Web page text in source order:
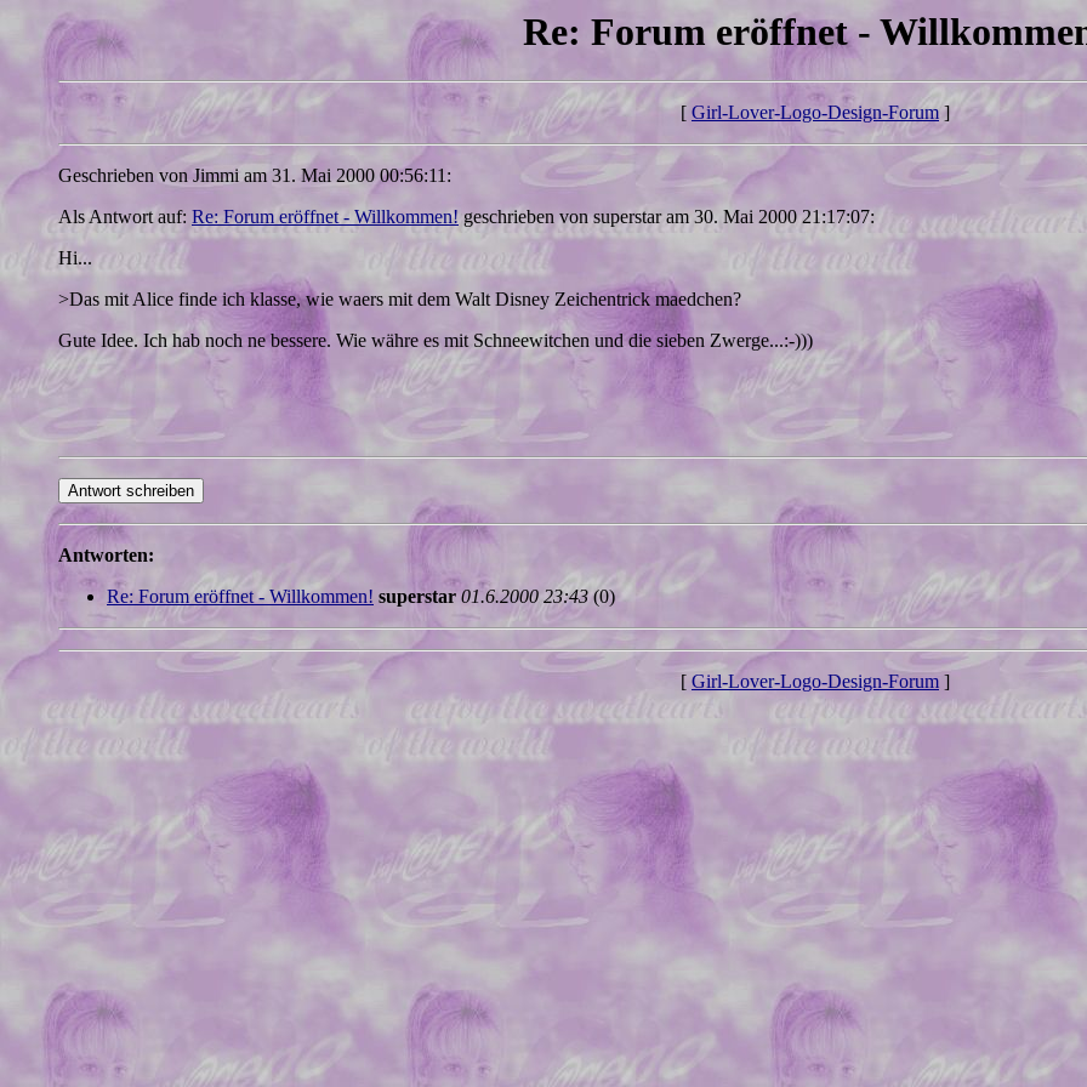
Re: Forum eröffnet -
[ Girl-Lover-Logo-Design-Forum]
Geschrieben von Jimmi am 31. Mai 2000 00:56:11:
Als Antwort auf: Re: Forum eröffnet - Willkommen! geschrieben von superstar am 30. Mai 2000 21:17:07:
Hi...
>Das mit Alice finde ich klasse, wie waers mit dem Walt Disney Zeichentrick maedchen?
Gute Idee. Ich hab noch ne bessere. Wie währe es mit Schneewitchen und die sieben Zwerge...:-)))
Antworten:
Re: Forum eröffnet - Willkommen! superstar 01.6.2000 23:43(0)
[ Girl-Lover-Logo-Design-Forum ]